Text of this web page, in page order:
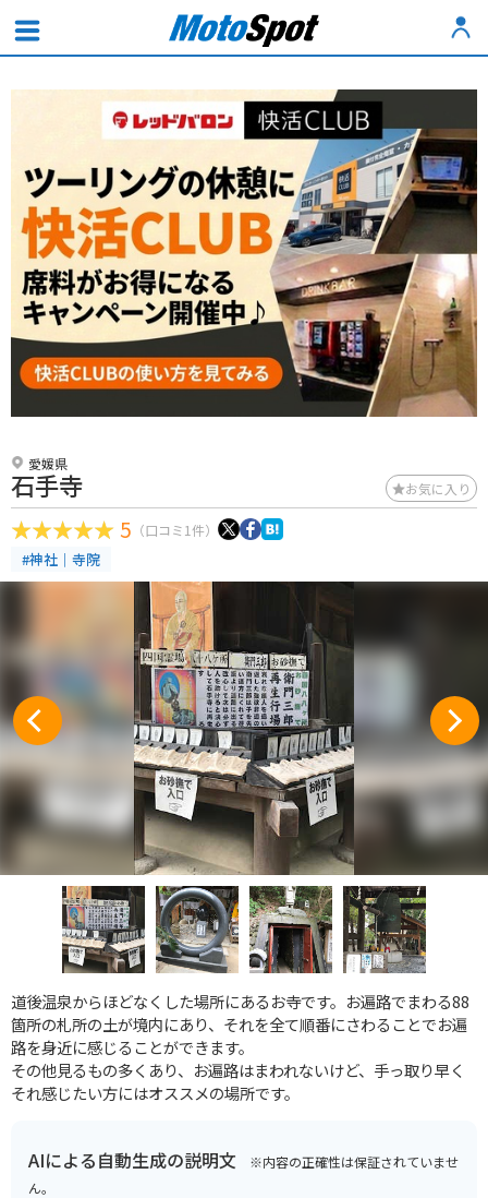
愛媛県
石手寺 お気に入り
5 （口コミ1件）
#神社｜寺院
道後温泉からほどなくした場所にあるお寺です。お遍路でまわる88
箇所の札所の土が境内にあり、それを全て順番にさわることでお遍
路を身近に感じることができます。
その他見るもの多くあり、お遍路はまわれないけど、手っ取り早く
それ感じたい方にはオススメの場所です。
AIによる自動生成の説明文 ※内容の正確性は保証されていませ
ん。